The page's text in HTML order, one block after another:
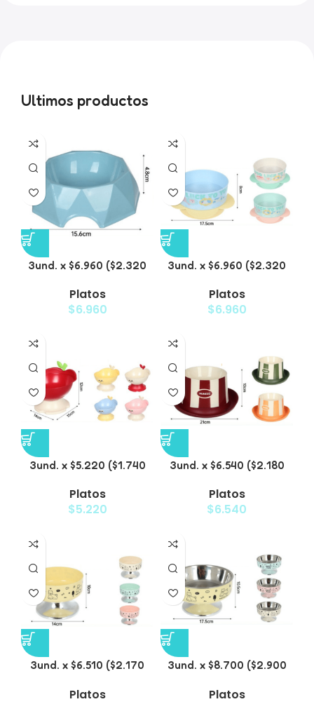
Ultimos productos
3und. x $6.960 ($2.320
Mascotas Diseño
Diamante
Platos
$6.960
3und. x $6.960 ($2.320
Mascotas
Platos
$6.960
3und. x $5.220 ($1.740
para Mascotas Diseño
Manzana
Platos
$5.220
3und. x $6.540 ($2.180
Antiderrame para
Mascotas
Platos
$6.540
3und. x $6.510 ($2.170
para Mascotas
Platos
3und. x $8.700 ($2.900
Acero para Mascotas
Platos